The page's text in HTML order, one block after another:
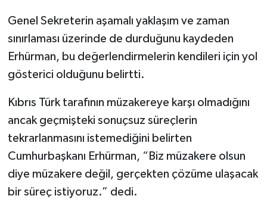
Genel Sekreterin aşamalı yaklaşım ve zaman
sınırlaması üzerinde de durduğunu kaydeden
Erhürman, bu değerlendirmelerin kendileri için yol
gösterici olduğunu belirtti.
Kıbrıs Türk tarafının müzakereye karşı olmadığını
ancak geçmişteki sonuçsuz süreçlerin
tekrarlanmasını istemediğini belirten
Cumhurbaşkanı Erhürman, “Biz müzakere olsun
diye müzakere değil, gerçekten çözüme ulaşacak
bir süreç istiyoruz.” dedi.